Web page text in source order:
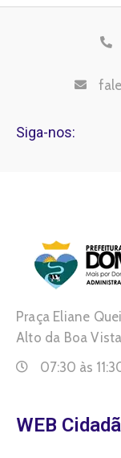
Siga-nos:
Praça Eliane
Alto da Boa
07:30 às
WEB